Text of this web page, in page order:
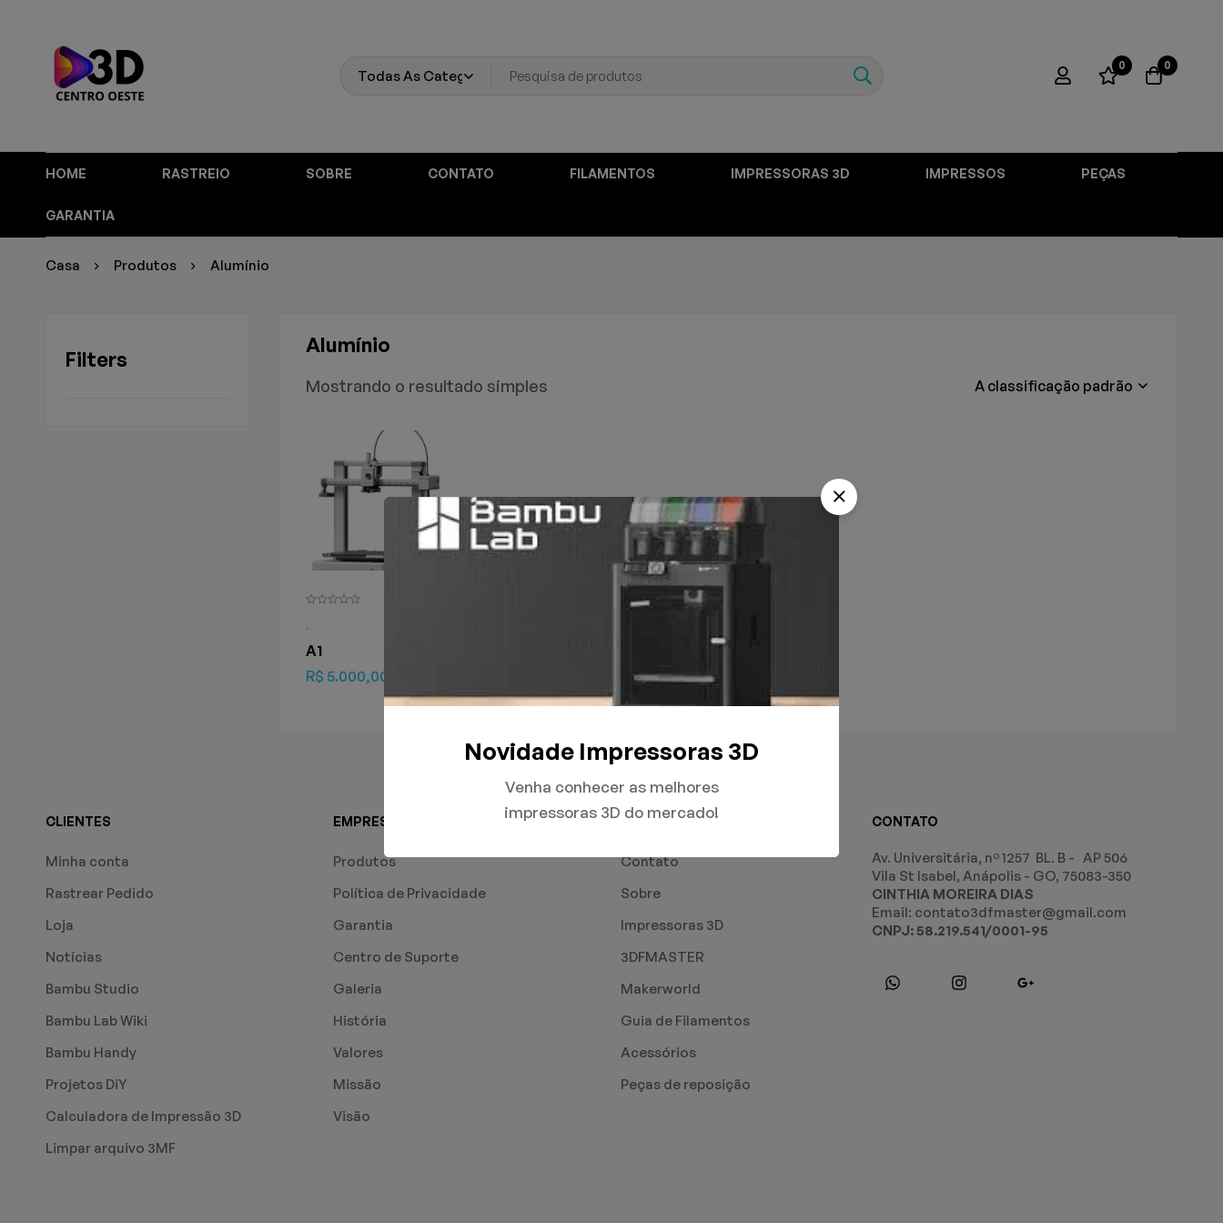
0 0
HOME RASTREIO SOBRE CONTATO FILAMENTOS IMPRESSORAS 3D IMPRESSOS PEÇAS
GARANTIA
Casa Produtos Alumínio
Filters
Alumínio
Mostrando o resultado simples A classificação padrão
.
A1
R$ 5.000,00
CLIENTES
Minha conta
Rastrear Pedido
Loja
Notícias
Bambu Studio
Bambu Lab Wiki
Bambu Handy
Projetos DiY
Calculadora de Impressão 3D
Limpar arquivo 3MF
EMPRESA
Produtos
Política de Privacidade
Garantia
Centro de Suporte
Galeria
História
Valores
Missão
Visão
PÁGINAS
Contato
Sobre
Impressoras 3D
3DFMASTER
Makerworld
Guia de Filamentos
Acessórios
Peças de reposição
CONTATO
Av. Universitária, nº 1257 BL. B - AP 506
Vila St Isabel, Anápolis - GO, 75083-350
CINTHIA MOREIRA DIAS
Email: contato3dfmaster@gmail.com
CNPJ: 58.219.541/0001-95
Novidade Impressoras 3D
Venha conhecer as melhores
impressoras 3D do mercado!